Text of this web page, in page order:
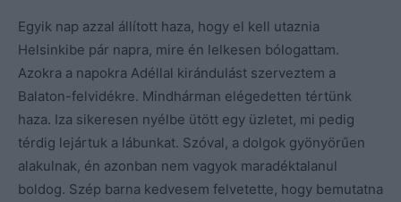
Egyik nap azzal állított haza, hogy el kell utaznia
Helsinkibe pár napra, mire én lelkesen bólogattam.
Azokra a napokra Adéllal kirándulást szerveztem a
Balaton-felvidékre. Mindhárman elégedetten tértünk
haza. Iza sikeresen nyélbe ütött egy üzletet, mi pedig
térdig lejártuk a lábunkat. Szóval, a dolgok gyönyörűen
alakulnak, én azonban nem vagyok maradéktalanul
boldog. Szép barna kedvesem felvetette, hogy bemutatna